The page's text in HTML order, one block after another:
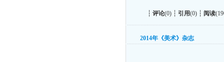
┆ 评论(0) ┆ 引用(0) ┆ 阅读
2014年《美术》杂志